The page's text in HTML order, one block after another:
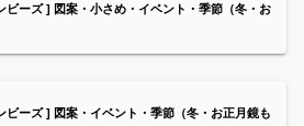
ビーズ ] 図案・小さめ・イベント・季節（冬・お
ビーズ ] 図案・イベント・季節（冬・お正月鏡も